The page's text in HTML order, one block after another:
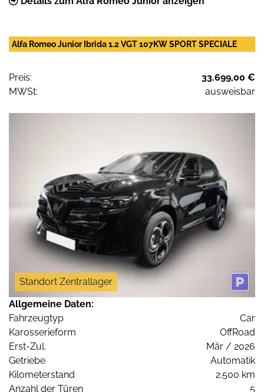
Alfa Romeo Junior Ibrida 1.2 VGT 107KW SPORT SPECIALE
Preis:
33.699,00 €
MWSt:
ausweisbar
Standort Zentrallager
Allgemeine Daten:
Fahrzeugtyp
Car
Karosserieform
OffRoad
Erst-Zul.
Mär / 2026
Getriebe
Automatik
Kilometerstand
2.500 km
Anzahl der Türen
5